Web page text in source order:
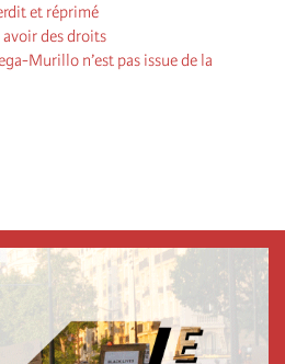
et réprimé
des droits
Murillo n’est pas issue de la